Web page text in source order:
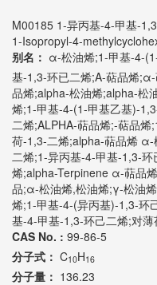
M00185 1-异丙基-4-甲基-
1-Isopropyl-4-
别名： α-松油烯;1-甲基-4-
基-1,3-环已二烯;A-萜品烯
品烯;alpha-松油烯;alpha-松
烯;1-甲基-4-(1-甲基乙基)-
二烯;ALPHA-萜品烯;-萜品
荷-1,3-二烯;alpha-萜品烯 α-
二烯;1-异丙基-4-甲基-1,3-
烯;alpha-Terpinene α-萜品
品;α-松油烯,松油烯;γ-松油
烯;1-甲基-4-(异丙基)-1,3-环
基-4-甲基-1,3-环己二烯;对
CAS No. : 99-86-5
分子式： C10H16
分子量： 136.23